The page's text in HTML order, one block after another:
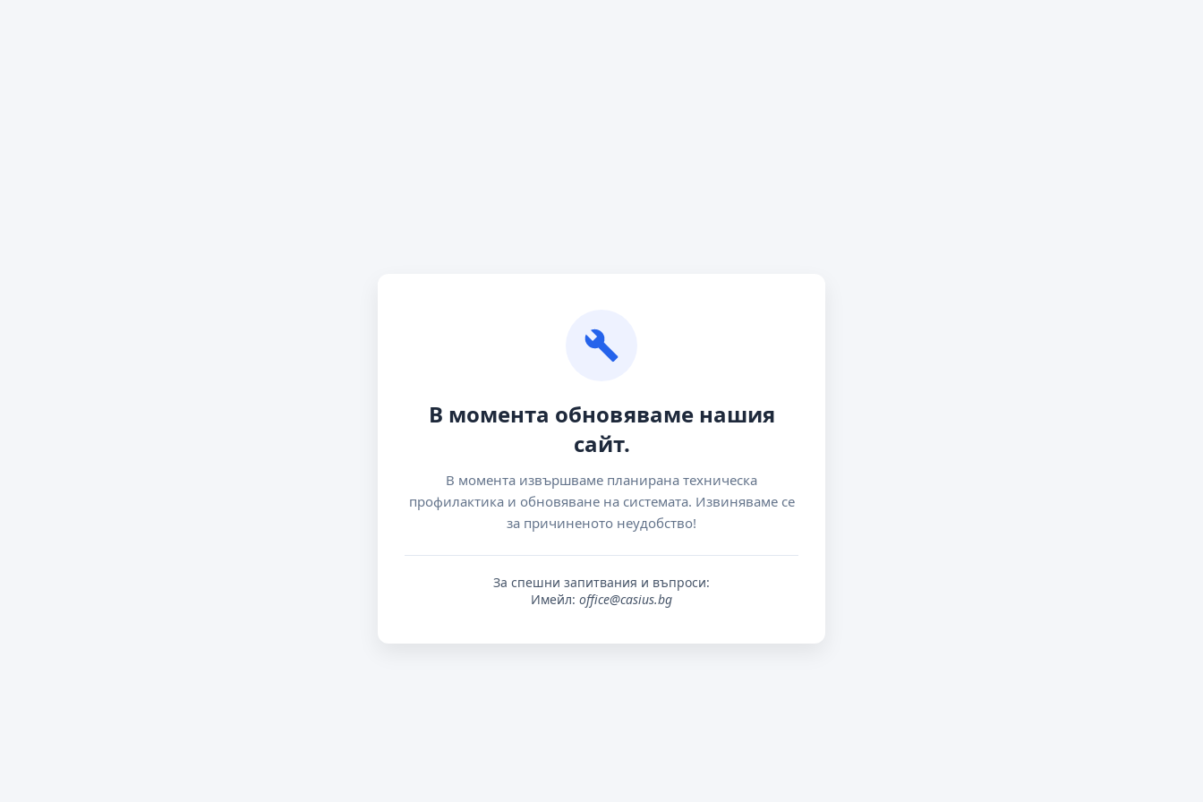
В момента обновяваме нашия
сайт.
В момента извършваме планирана техническа
профилактика и обновяване на системата. Извиняваме се
за причиненото неудобство!
За спешни запитвания и въпроси:
Имейл: office@casius.bg